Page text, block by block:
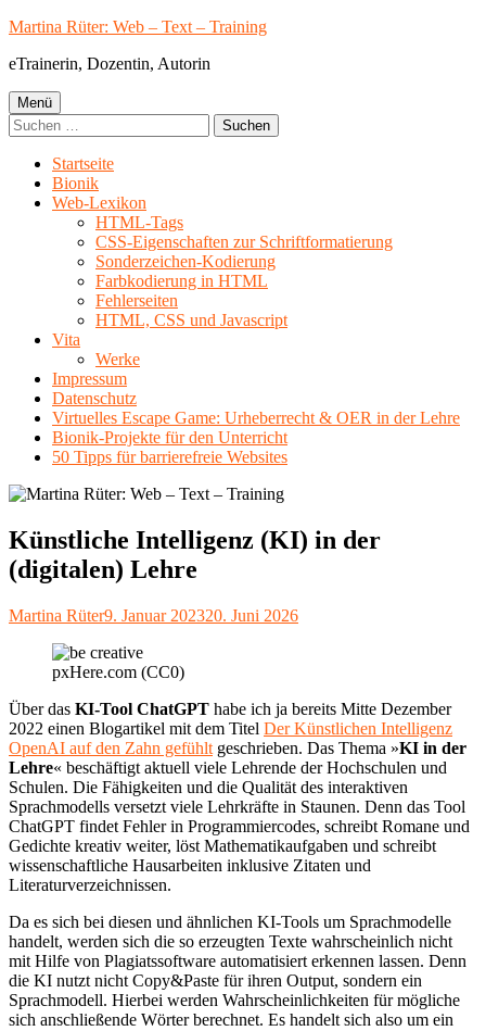
Springe
Inhalt
Martina Rüter: Web – Text – Training
eTrainerin, Dozentin, Autorin
Primäres
Menü
Menü
Suchen
nach:
Startseite
Bionik
Web-Lexikon
HTML-Tags
CSS-Eigenschaften zur Schriftformatierung
Sonderzeichen-Kodierung
Farbkodierung in HTML
Fehlerseiten
HTML, CSS und Javascript
Vita
Werke
Impressum
Datenschutz
Virtuelles Escape Game: Urheberrecht & OER in der Lehre
Bionik-Projekte für den Unterricht
50 Tipps für barrierefreie Websites
Künstliche Intelligenz (KI) in der
(digitalen) Lehre
Autor
Martina RüterVeröffentlicht
9. Januar 202320. Juni 2026
pxHere.com (CC0)
Über das KI-Tool ChatGPT habe ich ja bereits Mitte Dezember
2022 einen Blogartikel mit dem Titel Der Künstlichen Intelligenz
OpenAI auf den Zahn gefühlt geschrieben. Das Thema »KI in der
Lehre« beschäftigt aktuell viele Lehrende der Hochschulen und
Schulen. Die Fähigkeiten und die Qualität des interaktiven
Sprachmodells versetzt viele Lehrkräfte in Staunen. Denn das Tool
ChatGPT findet Fehler in Programmiercodes, schreibt Romane und
Gedichte kreativ weiter, löst Mathematikaufgaben und schreibt
wissenschaftliche Hausarbeiten inklusive Zitaten und
Literaturverzeichnissen.
Da es sich bei diesen und ähnlichen KI-Tools um Sprachmodelle
handelt, werden sich die so erzeugten Texte wahrscheinlich nicht
mit Hilfe von Plagiatssoftware automatisiert erkennen lassen. Denn
die KI nutzt nicht Copy&Paste für ihren Output, sondern ein
Sprachmodell. Hierbei werden Wahrscheinlichkeiten für mögliche
sich anschließende Wörter berechnet. Es handelt sich also um ein